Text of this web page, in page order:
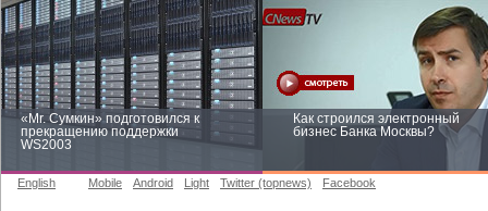
«Mr. Сумкин» подготовился к
прекращению поддержки
WS2003
Как строился электронный
бизнес Банка Москвы?
English Mobile Android Light Twitter (topnews) Facebook